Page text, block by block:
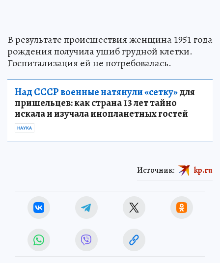
В результате происшествия женщина 1951 года
рождения получила ушиб грудной клетки.
Госпитализация ей не потребовалась.
Над СССР военные натянули «сетку»для
пришельцев: как страна 13 лет тайно
искала и изучала инопланетных гостей
НАУКА
Источник: kp.ru